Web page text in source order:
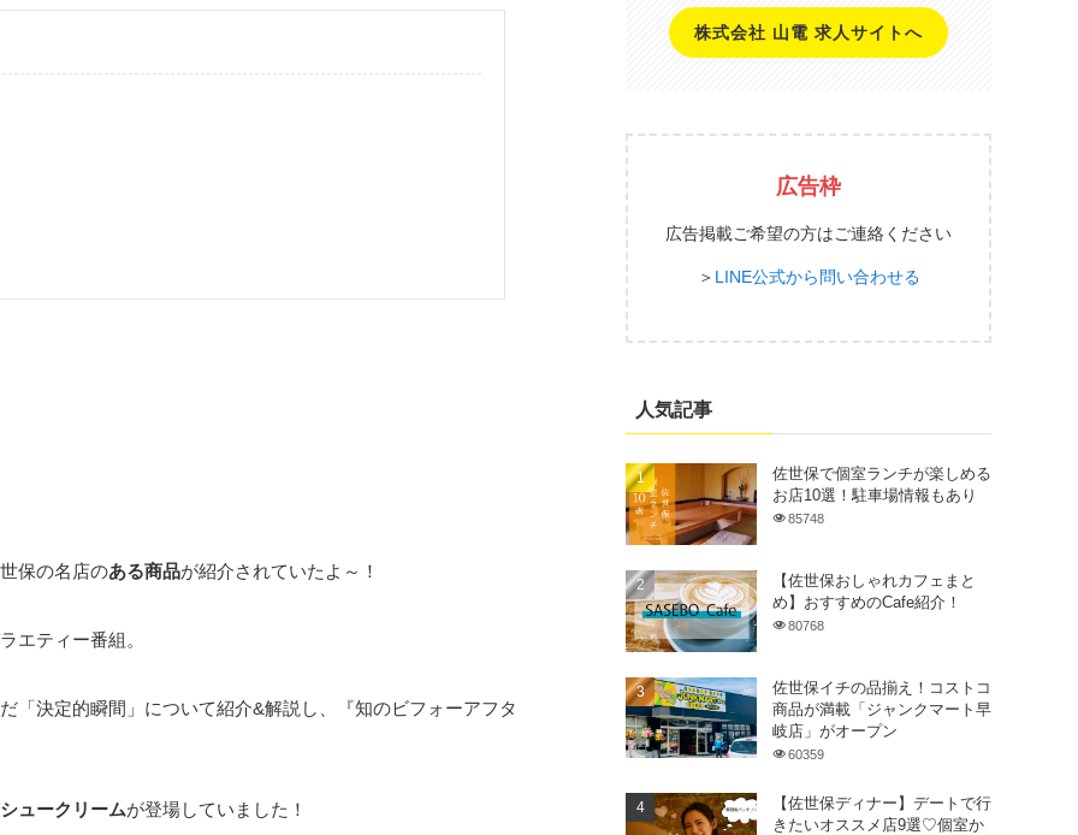
保の名店のある商品が紹介されていたよ～！
エティー番組。
「決定的瞬間」について紹介&解説し、『知のビフォーアフタ
ュークリームが登場していました！
株式会社 山電 求人サイトへ
広告枠
広告掲載ご希望の方はご連絡ください
＞ LINE公式から問い合わせる
人気記事
佐世保で個室ランチが楽しめる
お店10選！駐車場情報もあり
85748
【佐世保おしゃれカフェまと
め】おすすめのCafe紹介！
80768
佐世保イチの品揃え！コストコ
商品が満載「ジャンクマート早
岐店」がオープン
60359
【佐世保ディナー】デートで行
きたいオススメ店9選♡個室か